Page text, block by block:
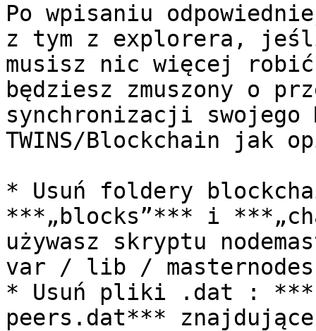
Po wpisaniu
z tym z explorera,
musisz nic więcej
będziesz zmuszony o
synchronizacji swojego
TWINS/Blockchain jak
* Usuń foldery
***„blocks”*** i
używasz skryptu
var / lib /
* Usuń pliki .dat :
peers.dat***